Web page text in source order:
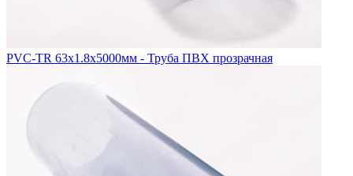
PVC-TR 63x1.8x5000мм - Труба ПВХ прозрачная